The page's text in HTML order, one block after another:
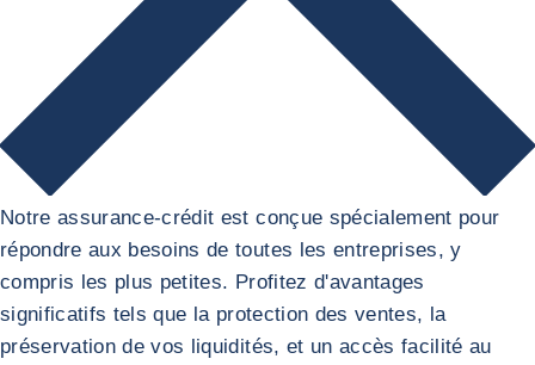
Notre assurance-crédit est conçue spécialement pour
répondre aux besoins de toutes les entreprises, y
compris les plus petites. Profitez d'avantages
significatifs tels que la protection des ventes, la
préservation de vos liquidités, et un accès facilité au